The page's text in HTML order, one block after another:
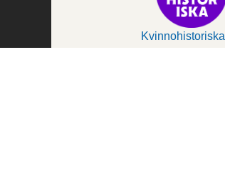
Kvinnohistoriska